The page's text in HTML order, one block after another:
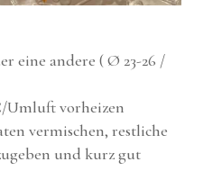
eine andere ( Ø 23-26 /
Umluft vorheizen
vermischen, restliche
und kurz gut